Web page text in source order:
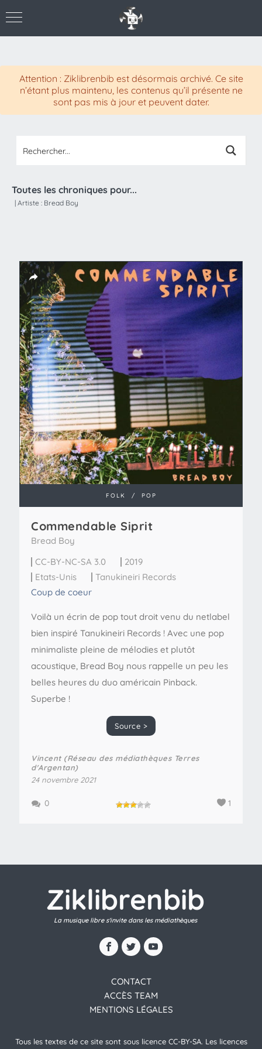
Attention : Ziklibrenbib est désormais archivé. Ce site
n’étant plus maintenu, les contenus qu’il présente ne
sont pas mis à jour et peuvent dater.
Toutes les chroniques pour...
| Artiste : Bread Boy
FOLK / POP
Commendable Siprit
Bread Boy
CC-BY-NC-SA 3.0
2019
Etats-Unis
Tanukineiri Records
Coup de coeur
Voilà un écrin de pop tout droit venu du netlabel
bien inspiré Tanukineiri Records ! Avec une pop
minimaliste pleine de mélodies et plutôt
acoustique, Bread Boy nous rappelle un peu les
belles heures du duo américain Pinback.
Superbe !
Source >
Vincent (Réseau des médiathèques Terres
d'Argentan)
24 novembre 2021
1
0
Ziklibrenbib
La musique libre s'invite dans les médiathèques
CONTACT
ACCÈS TEAM
MENTIONS LÉGALES
Tous les textes de ce site sont sous licence CC-BY-SA. Les licences